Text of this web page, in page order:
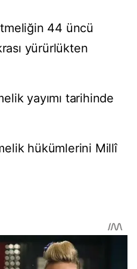
44 üncü
yürürlükten
yayımı tarihinde
hükümlerini Millî